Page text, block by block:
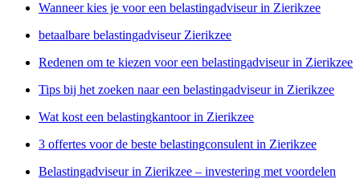
Wanneer kies je voor een belastingadviseur in Zierikzee
betaalbare belastingadviseur Zierikzee
Redenen om te kiezen voor een belastingadviseur in Zierikzee
Tips bij het zoeken naar een belastingadviseur in Zierikzee
Wat kost een belastingkantoor in Zierikzee
3 offertes voor de beste belastingconsulent in Zierikzee
Belastingadviseur in Zierikzee – investering met voordelen